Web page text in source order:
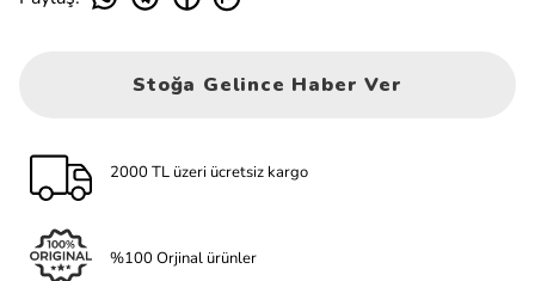
Stoğa Gelince Haber Ver
2000 TL üzeri ücretsiz kargo
%100 Orjinal ürünler